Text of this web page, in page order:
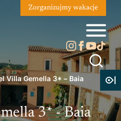
Zorganizujmy wakacje
Villa Gemella 3* – Baia
3* - Baia